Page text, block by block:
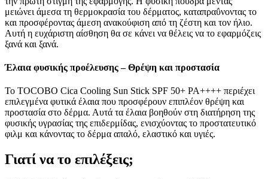
μειώνει άμεσα τη θερμοκρασία του δέρματος, καταπραΰνοντας το
και προσφέροντας άμεση ανακούφιση από τη ζέστη και τον ήλιο.
Αυτή η ευχάριστη αίσθηση θα σε κάνει να θέλεις να το εφαρμόζεις
ξανά και ξανά.
Έλαια φυσικής προέλευσης – Θρέψη και προστασία
Το TOCOBO Cica Cooling Sun Stick SPF 50+ PA++++ περιέχει
επιλεγμένα φυτικά έλαια που προσφέρουν επιπλέον θρέψη και
προστασία στο δέρμα. Αυτά τα έλαια βοηθούν στη διατήρηση της
φυσικής υγρασίας της επιδερμίδας, ενισχύοντας το προστατευτικό
φιλμ και κάνοντας το δέρμα απαλό, ελαστικό και υγιές.
Γιατί να το επιλέξεις;